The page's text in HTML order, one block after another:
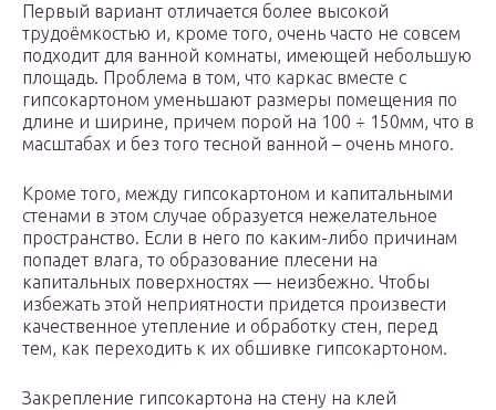
Первый вариант отличается более высокой
трудоёмкостью и, кроме того, очень часто не совсем
подходит для ванной комнаты, имеющей небольшую
площадь. Проблема в том, что каркас вместе с
гипсокартоном уменьшают размеры помещения по
длине и ширине, причем порой на 100 ÷ 150мм, что в
масштабах и без того тесной ванной – очень много.
Кроме того, между гипсокартоном и капитальными
стенами в этом случае образуется нежелательное
пространство. Если в него по каким-либо причинам
попадет влага, то образование плесени на
капитальных поверхностях — неизбежно. Чтобы
избежать этой неприятности придется произвести
качественное утепление и обработку стен, перед
тем, как переходить к их обшивке гипсокартоном.
Закрепление гипсокартона на стену на клей